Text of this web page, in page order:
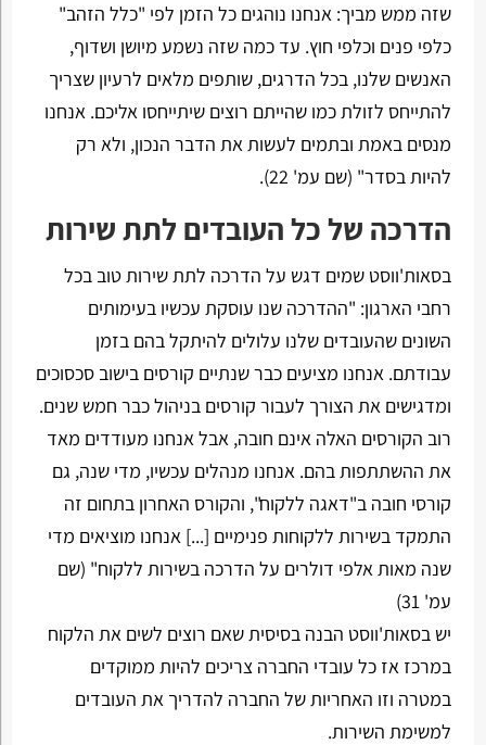
שזה ממש מביך: אנחנו נוהגים כל הזמן לפי "כלל הזהב"
כלפי פנים וכלפי חוץ. עד כמה שזה נשמע מיושן ושדוף,
האנשים שלנו, בכל הדרגים, שותפים מלאים לרעיון שצריך
להתייחס לזולת כמו שהייתם רוצים שיתייחסו אליכם. אנחנו
מנסים באמת ובתמים לעשות את הדבר הנכון, ולא רק
להיות בסדר" (שם עמ' 22).
הדרכה של כל העובדים לתת שירות
בסאות'ווסט שמים דגש על הדרכה לתת שירות טוב בכל
רחבי הארגון: "ההדרכה שנו עוסקת עכשיו בעימותים
השונים שהעובדים שלנו עלולים להיתקל בהם בזמן
עבודתם. אנחנו מציעים כבר שנתיים קורסים בישוב סכסוכים
ומדגישים את הצורך לעבור קורסים בניהול כבר חמש שנים.
רוב הקורסים האלה אינם חובה, אבל אנחנו מעודדים מאד
את ההשתתפות בהם. אנחנו מנהלים עכשיו, מדי שנה, גם
קורסי חובה ב"דאגה ללקוח", והקורס האחרון בתחום זה
התמקד בשירות ללקוחות פנימיים [...] אנחנו מוציאים מדי
שנה מאות אלפי דולרים על הדרכה בשירות ללקוח" (שם
עמ' 31)
יש בסאות'ווסט הבנה בסיסית שאם רוצים לשים את הלקוח
במרכז אז כל עובדי החברה צריכים להיות ממוקדים
במטרה וזו האחריות של החברה להדריך את העובדים
למשימת השירות.